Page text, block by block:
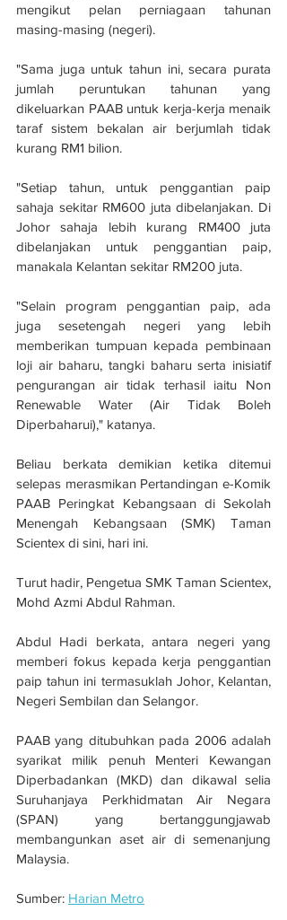
mengikut pelan perniagaan tahunan
masing-masing (negeri).
"Sama juga untuk tahun ini, secara purata
jumlah peruntukan tahunan yang
dikeluarkan PAAB untuk kerja-kerja menaik
taraf sistem bekalan air berjumlah tidak
kurang RM1 bilion.
"Setiap tahun, untuk penggantian paip
sahaja sekitar RM600 juta dibelanjakan. Di
Johor sahaja lebih kurang RM400 juta
dibelanjakan untuk penggantian paip,
manakala Kelantan sekitar RM200 juta.
"Selain program penggantian paip, ada
juga sesetengah negeri yang lebih
memberikan tumpuan kepada pembinaan
loji air baharu, tangki baharu serta inisiatif
pengurangan air tidak terhasil iaitu Non
Renewable Water (Air Tidak Boleh
Diperbaharui)," katanya.
Beliau berkata demikian ketika ditemui
selepas merasmikan Pertandingan e-Komik
PAAB Peringkat Kebangsaan di Sekolah
Menengah Kebangsaan (SMK) Taman
Scientex di sini, hari ini.
Turut hadir, Pengetua SMK Taman Scientex,
Mohd Azmi Abdul Rahman.
Abdul Hadi berkata, antara negeri yang
memberi fokus kepada kerja penggantian
paip tahun ini termasuklah Johor, Kelantan,
Negeri Sembilan dan Selangor.
PAAB yang ditubuhkan pada 2006 adalah
syarikat milik penuh Menteri Kewangan
Diperbadankan (MKD) dan dikawal selia
Suruhanjaya Perkhidmatan Air Negara
(SPAN) yang bertanggungjawab
membangunkan aset air di semenanjung
Malaysia.
Sumber: Harian Metro